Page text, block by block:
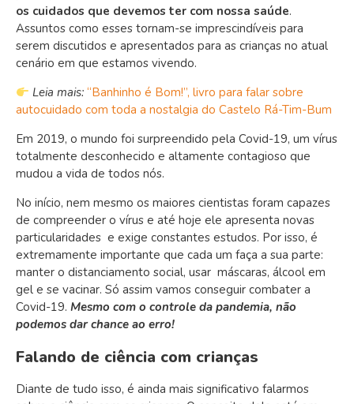
os cuidados que devemos ter com nossa saúde.
Assuntos como esses tornam-se imprescindíveis para
serem discutidos e apresentados para as crianças no atual
cenário em que estamos vivendo.
Leia mais: “Banhinho é Bom!”, livro para falar sobre
autocuidado com toda a nostalgia do Castelo Rá-Tim-Bum
Em 2019, o mundo foi surpreendido pela Covid-19, um vírus
totalmente desconhecido e altamente contagioso que
mudou a vida de todos nós.
No início, nem mesmo os maiores cientistas foram capazes
de compreender o vírus e até hoje ele apresenta novas
particularidades e exige constantes estudos. Por isso, é
extremamente importante que cada um faça a sua parte:
manter o distanciamento social, usar máscaras, álcool em
gel e se vacinar. Só assim vamos conseguir combater a
Covid-19. Mesmo com o controle da pandemia, não
podemos dar chance ao erro!
Falando de ciência com crianças
Diante de tudo isso, é ainda mais significativo falarmos